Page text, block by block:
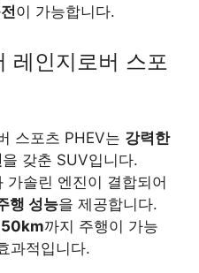
이 가능합니다.
레인지로버 스포
스포츠 PHEV는 강력한
을 갖춘 SUV입니다.
가솔린 엔진이 결합되어
행 성능을 제공합니다.
50km까지 주행이 가능
과적입니다.